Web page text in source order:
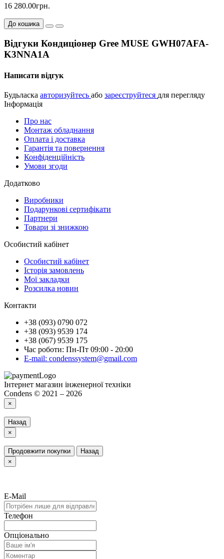
16 280.00грн.
До кошика
Відгуки Кондиціонер Gree MUSE GWH07AFA-
K3NNA1A
Написати відгук
Будьласка авторизуйтесь або зареєструйтеся для перегляду
Інформація
Про нас
Монтаж обладнання
Оплата і доставка
Гарантія та повернення
Конфіденційність
Умови згоди
Додатково
Виробники
Подарункові сертифікати
Партнери
Товари зі знижкою
Особистий кабінет
Особистий кабінет
Історія замовлень
Мої закладки
Розсилка новин
Контакти
+38 (093) 0790 072
+38 (093) 9539 174
+38 (067) 9539 175
Час роботи: Пн-Пт 09:00 - 20:00
E-mail: condenssystem@gmail.com
Інтернет магазин інженерної техніки
Condens © 2021 – 2026
×
Назад
×
Продовжити покупки
Назад
×
E-Mail
Телефон
Опціонально